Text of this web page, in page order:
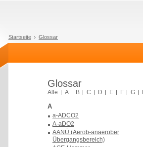
Startseite Glossar
Glossar
Alle A B C D E F G
A
a-ADCO2
A-aDO2
AANÜ (Aerob-anaerober
Übergangsbereich)